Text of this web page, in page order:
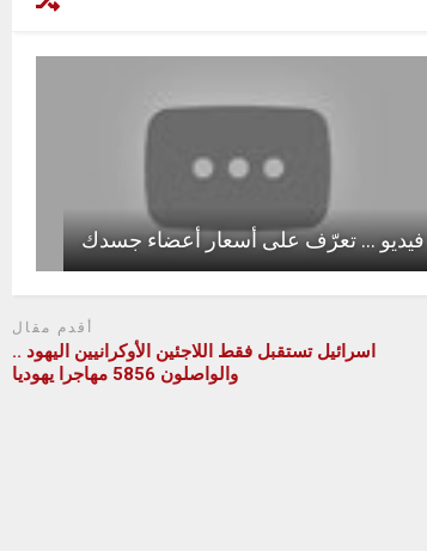
فيديو … تعرّف على أسعار أعضاء جسدك
أقدم مقال
اسرائيل تستقبل فقط اللاجئين الأوكرانيين اليهود ..
والواصلون 5856 مهاجرا يهوديا